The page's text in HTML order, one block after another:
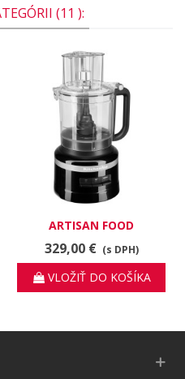
(11 ):
ARTISAN FOOD
PROCESSOR 3,1l ČIERNY
329,00 € (s DPH)
VLOŽIŤ DO KOŠÍKA